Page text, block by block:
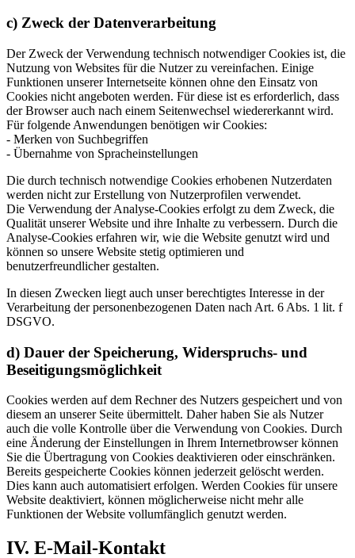
c) Zweck der Datenverarbeitung
Der Zweck der Verwendung technisch notwendiger Cookies ist, die
Nutzung von Websites für die Nutzer zu vereinfachen. Einige
Funktionen unserer Internetseite können ohne den Einsatz von
Cookies nicht angeboten werden. Für diese ist es erforderlich, dass
der Browser auch nach einem Seitenwechsel wiedererkannt wird.
Für folgende Anwendungen benötigen wir Cookies:
- Merken von Suchbegriffen
- Übernahme von Spracheinstellungen
Die durch technisch notwendige Cookies erhobenen Nutzerdaten
werden nicht zur Erstellung von Nutzerprofilen verwendet.
Die Verwendung der Analyse-Cookies erfolgt zu dem Zweck, die
Qualität unserer Website und ihre Inhalte zu verbessern. Durch die
Analyse-Cookies erfahren wir, wie die Website genutzt wird und
können so unsere Website stetig optimieren und
benutzerfreundlicher gestalten.
In diesen Zwecken liegt auch unser berechtigtes Interesse in der
Verarbeitung der personenbezogenen Daten nach Art. 6 Abs. 1 lit. f
DSGVO.
d) Dauer der Speicherung, Widerspruchs- und
Beseitigungsmöglichkeit
Cookies werden auf dem Rechner des Nutzers gespeichert und von
diesem an unserer Seite übermittelt. Daher haben Sie als Nutzer
auch die volle Kontrolle über die Verwendung von Cookies. Durch
eine Änderung der Einstellungen in Ihrem Internetbrowser können
Sie die Übertragung von Cookies deaktivieren oder einschränken.
Bereits gespeicherte Cookies können jederzeit gelöscht werden.
Dies kann auch automatisiert erfolgen. Werden Cookies für unsere
Website deaktiviert, können möglicherweise nicht mehr alle
Funktionen der Website vollumfänglich genutzt werden.
IV. E-Mail-Kontakt